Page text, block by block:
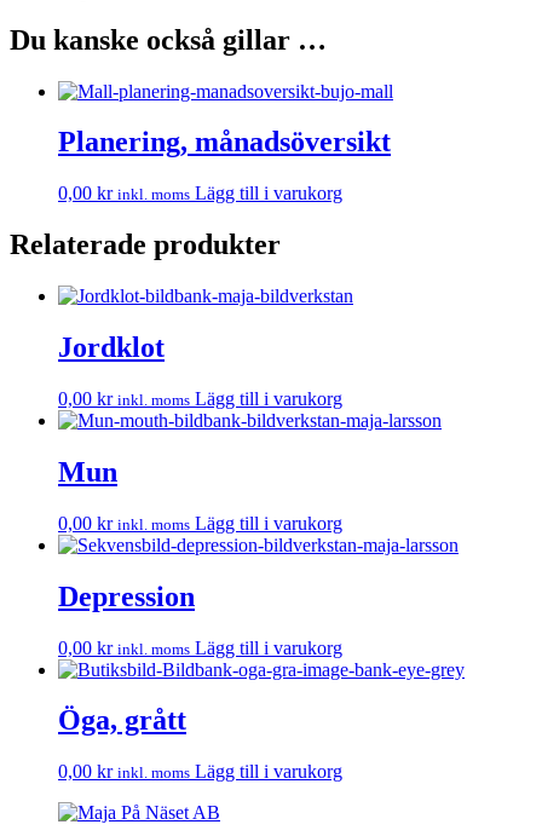
Du kanske också gillar …
Planering, månadsöversikt
0,00 kr inkl. moms Lägg till i varukorg
Relaterade produkter
Jordklot
0,00 kr inkl. moms Lägg till i varukorg
Mun
0,00 kr inkl. moms Lägg till i varukorg
Depression
0,00 kr inkl. moms Lägg till i varukorg
Öga, grått
0,00 kr inkl. moms Lägg till i varukorg